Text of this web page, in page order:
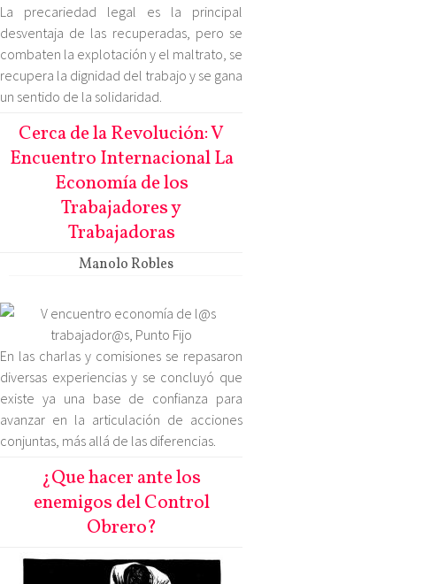
La precariedad legal es la principal
desventaja de las recuperadas, pero se
combaten la explotación y el maltrato, se
recupera la dignidad del trabajo y se gana
un sentido de la solidaridad.
Cerca de la Revolución: V
Encuentro Internacional La
Economía de los
Trabajadores y
Trabajadoras
Manolo Robles
En las charlas y comisiones se repasaron
diversas experiencias y se concluyó que
existe ya una base de confianza para
avanzar en la articulación de acciones
conjuntas, más allá de las diferencias.
¿Que hacer ante los
enemigos del Control
Obrero?